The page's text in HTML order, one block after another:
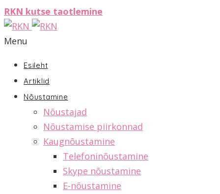
RKN kutse taotlemine
Menu
Esileht
Artiklid
Nõustamine
Nõustajad
Nõustamise piirkonnad
Kaugnõustamine
Telefoninõustamine
Skype nõustamine
E-nõustamine